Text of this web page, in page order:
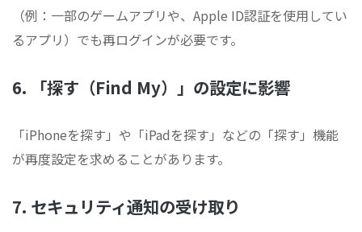
（例：一部のゲームアプリや、Apple ID認証を使用してい
るアプリ）でも再ログインが必要です。
6. 「探す（Find My）」の設定に影響
「iPhoneを探す」や「iPadを探す」などの「探す」機能
が再度設定を求めることがあります。
7. セキュリティ通知の受け取り